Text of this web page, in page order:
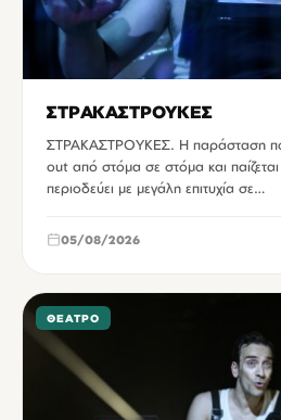
ΣΤΡΑΚΑΣΤΡΟΥΚΕΣ
ΣΤΡΑΚΑΣΤΡΟΥΚΕΣ. Η παράσταση που
out από στόμα σε στόμα και
περιοδεύει με μεγάλη επιτυχία σε…
05/08/2026
ΘΈΑΤΡΟ